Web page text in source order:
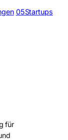
05Startups
für